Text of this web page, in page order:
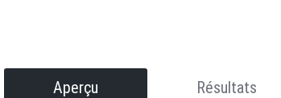
Aperçu Résultats